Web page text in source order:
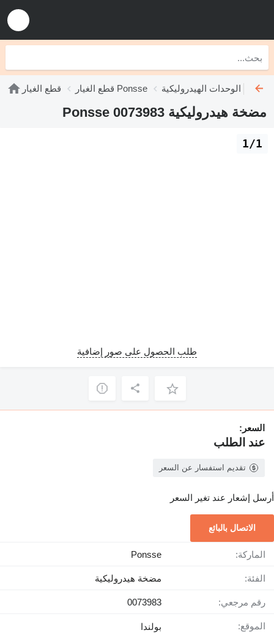
قطع الغيار قطع الغيار Ponsse الوحدات الهيدروليكية Ponsse
مضخة هيدروليكية Ponsse 0073983
1/1
طلب الحصول على صور إضافية
السعر:
عند الطلب
تقديم استفسار عن السعر
أرسل إشعار عند تغير السعر
الاتصال بالبائع
الماركة: Ponsse
الفئة: مضخة هيدروليكية
رقم مرجعي: 0073983
الموقع:
بولندا